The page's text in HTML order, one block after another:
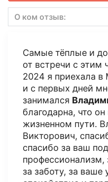
О ком отзыв:
Самые тёплые и
от встречи с этим
2024 я приехала в
и с первых дней
занимался
благодарна, что
жизненном пути.
Викторович,
спасибо за ваш
профессионализм,
за заботу, за ваше